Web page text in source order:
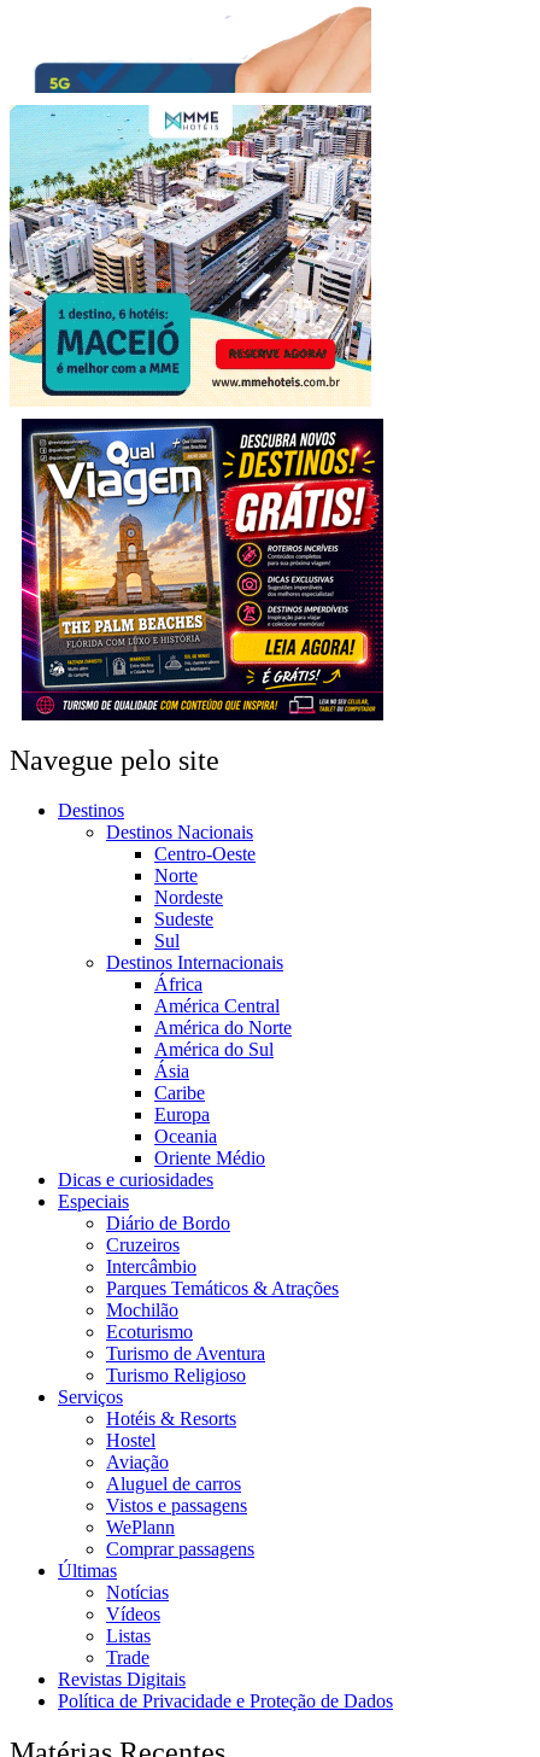
Navegue pelo site
Destinos
Destinos Nacionais
Centro-Oeste
Norte
Nordeste
Sudeste
Sul
Destinos Internacionais
África
América Central
América do Norte
América do Sul
Ásia
Caribe
Europa
Oceania
Oriente Médio
Dicas e curiosidades
Especiais
Diário de Bordo
Cruzeiros
Intercâmbio
Parques Temáticos & Atrações
Mochilão
Ecoturismo
Turismo de Aventura
Turismo Religioso
Serviços
Hotéis & Resorts
Hostel
Aviação
Aluguel de carros
Vistos e passagens
WePlann
Comprar passagens
Últimas
Notícias
Vídeos
Listas
Trade
Revistas Digitais
Política de Privacidade e Proteção de Dados